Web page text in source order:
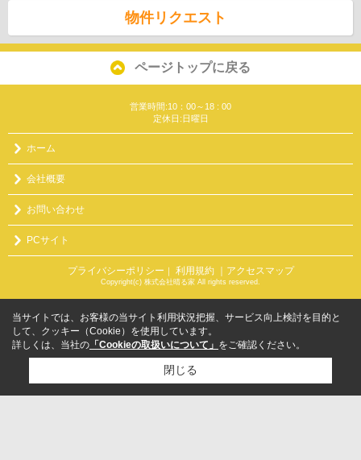
物件リクエスト
ページトップに戻る
営業時間:10：00～18 : 00
定休日:日曜日
ホーム
会社概要
お問い合わせ
PCサイト
プライバシーポリシー ｜ 利用規約 ｜アクセスマップ
Copyright(c) 株式会社晴る家 All rights reserved.
当サイトでは、お客様の当サイト利用状況把握、サービス向上検討を目的と
して、クッキー（Cookie）を使用しています。
詳しくは、当社の 「Cookieの取扱いについて」 をご確認ください。
閉じる